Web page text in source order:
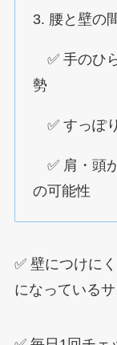
3. 腰と壁の
✅ 手のひ
勢
✅ すっぽ
✅ 肩・頭
の可能性
✅ 壁につけに
になっているサ